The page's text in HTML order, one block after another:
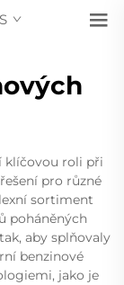
klíčovou roli při
pro různé
sortiment
poháněných
aby splňovaly
benzinové
jako je